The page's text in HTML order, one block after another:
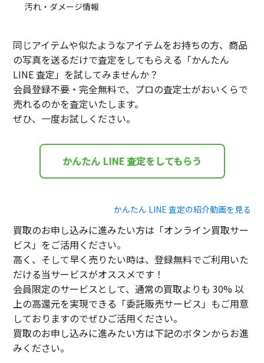
汚れ・ダメージ情報
同じアイテムや似たようなアイテムをお持ちの方、商品
の写真を送るだけで査定をしてもらえる「かんたん
LINE 査定」を試してみませんか？
会員登録不要・完全無料で、プロの査定士がおいくらで
売れるのかを査定いたします。
ぜひ、一度お試しください。
かんたん LINE 査定をしてもらう
かんたん LINE 査定の紹介動画を見る
買取のお申し込みに進みたい方は「オンライン買取サー
ビス」をご活用ください。
高く、そして早く売りたい時は、登録無料でご利用いた
だける当サービスがオススメです！
会員限定のサービスとして、通常の買取よりも 30% 以
上の高還元を実現できる「委託販売サービス」もご用意
しておりますのでぜひご活用ください。
買取のお申し込みに進みたい方は下記のボタンからお進
みください。